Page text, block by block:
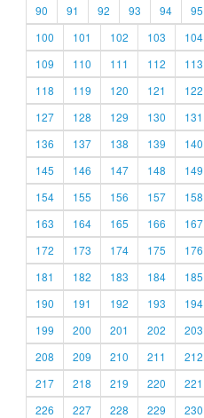
90
91 92 93 94 95
100
101 102 103 104
109
110 111 112 113
118
119 120 121 122
127
128 129 130 131
136
137 138 139 140
145
146 147 148 149
154
155 156 157 158
163
164 165 166 167
172
173 174 175 176
181
182 183 184 185
190
191 192 193 194
199
200 201 202 203
208
209 210 211 212
217
218 219 220 221
226
227 228 229 230